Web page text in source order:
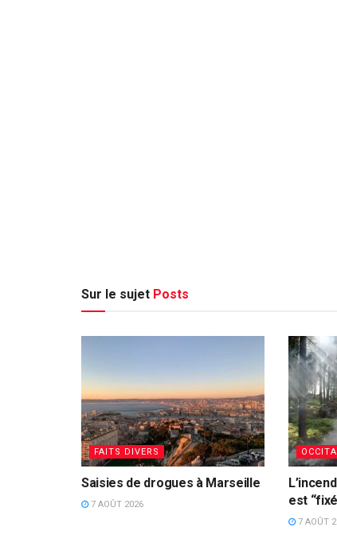
Sur le sujet Posts
FAITS DIVERS
Saisies de drogues à Marseille
7 AOÛT 2026
est
7 AOÛT